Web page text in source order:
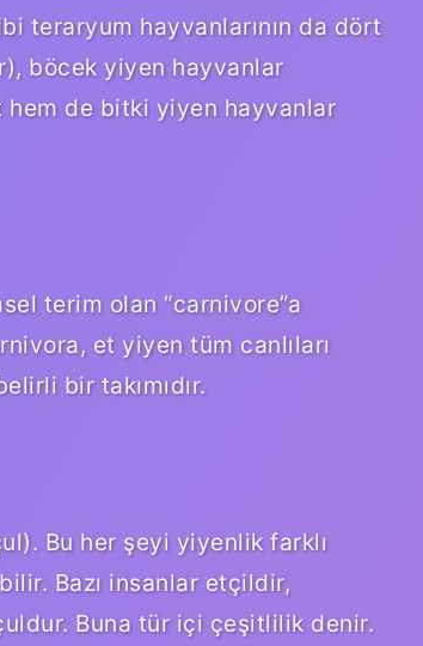
teraryum hayvanlarının da dört
böcek yiyen hayvanlar
de bitki yiyen hayvanlar
terim olan “carnivore”a
et yiyen tüm canlıları
bir takımıdır.
Bu her şeyi yiyenlik farklı
Bazı insanlar etçildir,
Buna tür içi çeşitlilik denir.